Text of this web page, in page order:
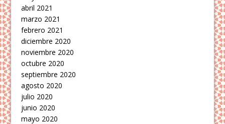
abril 2021
marzo 2021
febrero 2021
diciembre 2020
noviembre 2020
octubre 2020
septiembre 2020
agosto 2020
julio 2020
junio 2020
mayo 2020